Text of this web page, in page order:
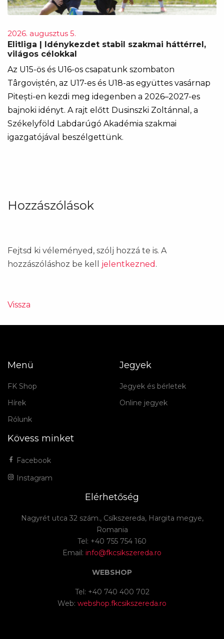
2026. augusztus 5.
Elitliga | Idénykezdet stabil szakmai háttérrel,
világos célokkal
Az U15-ös és U16-os csapatunk szombaton
Târgoviștén, az U17-es és U18-as együttes vasárnap
Pitești-en kezdi meg idegenben a 2026–2027-es
bajnoki idényt. A rajt előtt Dusinszki Zoltánnal, a
Székelyföld Labdarúgó Akadémia szakmai
igazgatójával beszélgettünk.
Hozzászólások
Fejtsd ki véleményed, szólj hozzá te is. A
hozzászóláshoz be kell jelentkezned .
Vissza
Menü
FK Shop
Hírek
Rólunk
Jegyek
Jegyek és bérletek
Online jegyek
Kövess minket
Facebook
Instagram
Elérhetőség
Nagyrét utca 32 szám., Csíkszereda, Hargita megye,
Romania
Tel: +40 755 754 160
Email: info@fkcsikszereda.ro
WEBSHOP
Tel: +40 740 400 702
Web: webshop.fkcsikszereda.ro